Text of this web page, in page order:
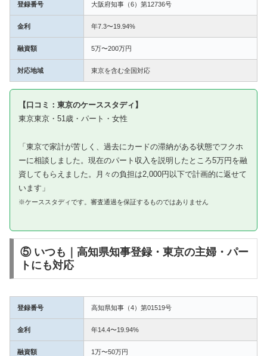
登録番号 大阪府知事（6）第12736号
金利 年7.3〜19.94%
融資額 5万〜200万円
対応地域 東京を含む全国対応
【口コミ：東京のケーススタディ】
東京東京・51歳・パート・女性
「東京で家計が苦しく、過去にカードの滞納がある状態でフクホ
ーに相談しました。現在のパート収入を説明したところ5万円を融
資してもらえました。月々の負担は2,000円以下で計画的に返せて
います」
※ケーススタディです。審査通過を保証するものではありません
⑤ いつも｜高知県知事登録・東京の主婦・パー
トにも対応
登録番号 高知県知事（4）第01519号
金利 年14.4〜19.94%
融資額 1万〜50万円